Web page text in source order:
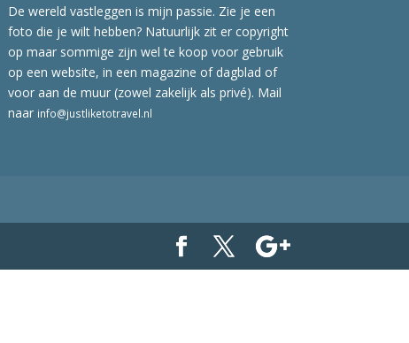
De wereld vastleggen is mijn passie. Zie je een
foto die je wilt hebben? Natuurlijk zit er copyright
op maar sommige zijn wel te koop voor gebruik
op een website, in een magazine of dagblad of
voor aan de muur (zowel zakelijk als privé). Mail
naar info@justliketotravel.nl